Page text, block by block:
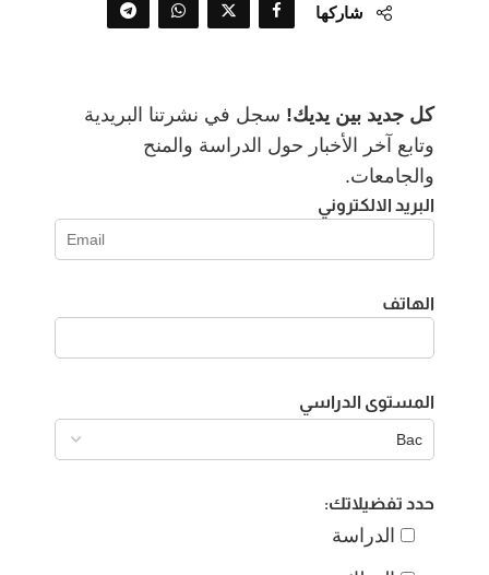
شاركها
كل جديد بين يديك! سجل في نشرتنا البريدية
وتابع آخر الأخبار حول الدراسة والمنح
والجامعات.
البريد الالكتروني
الهاتف
المستوى الدراسي
حدد تفضيلاتك:
الدراسة